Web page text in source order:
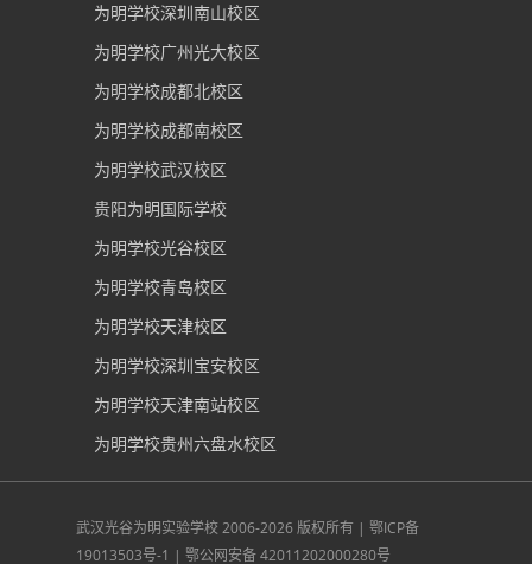
为明学校深圳南山校区
为明学校广州光大校区
为明学校成都北校区
为明学校成都南校区
为明学校武汉校区
贵阳为明国际学校
为明学校光谷校区
为明学校青岛校区
为明学校天津校区
为明学校深圳宝安校区
为明学校天津南站校区
为明学校贵州六盘水校区
武汉光谷为明实验学校2006-2026 版权所有 | 鄂ICP备
19013503号-1 | 鄂公网安备 42011202000280号